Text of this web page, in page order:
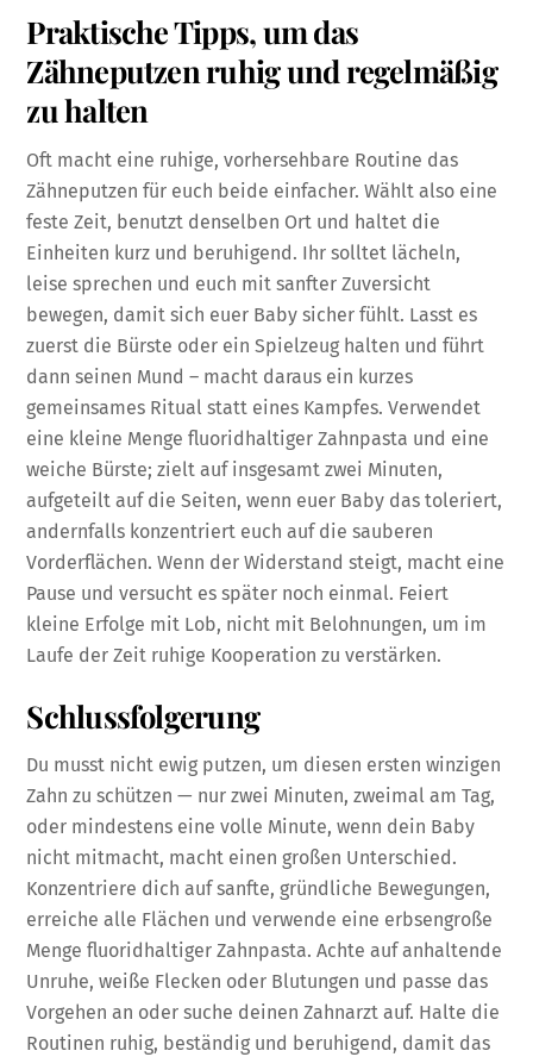
Praktische Tipps, um das
Zähneputzen ruhig und regelmäßig
zu halten
Oft macht eine ruhige, vorhersehbare Routine das
Zähneputzen für euch beide einfacher. Wählt also eine
feste Zeit, benutzt denselben Ort und haltet die
Einheiten kurz und beruhigend. Ihr solltet lächeln,
leise sprechen und euch mit sanfter Zuversicht
bewegen, damit sich euer Baby sicher fühlt. Lasst es
zuerst die Bürste oder ein Spielzeug halten und führt
dann seinen Mund – macht daraus ein kurzes
gemeinsames Ritual statt eines Kampfes. Verwendet
eine kleine Menge fluoridhaltiger Zahnpasta und eine
weiche Bürste; zielt auf insgesamt zwei Minuten,
aufgeteilt auf die Seiten, wenn euer Baby das toleriert,
andernfalls konzentriert euch auf die sauberen
Vorderflächen. Wenn der Widerstand steigt, macht eine
Pause und versucht es später noch einmal. Feiert
kleine Erfolge mit Lob, nicht mit Belohnungen, um im
Laufe der Zeit ruhige Kooperation zu verstärken.
Schlussfolgerung
Du musst nicht ewig putzen, um diesen ersten winzigen
Zahn zu schützen — nur zwei Minuten, zweimal am Tag,
oder mindestens eine volle Minute, wenn dein Baby
nicht mitmacht, macht einen großen Unterschied.
Konzentriere dich auf sanfte, gründliche Bewegungen,
erreiche alle Flächen und verwende eine erbsengroße
Menge fluoridhaltiger Zahnpasta. Achte auf anhaltende
Unruhe, weiße Flecken oder Blutungen und passe das
Vorgehen an oder suche deinen Zahnarzt auf. Halte die
Routinen ruhig, beständig und beruhigend, damit das